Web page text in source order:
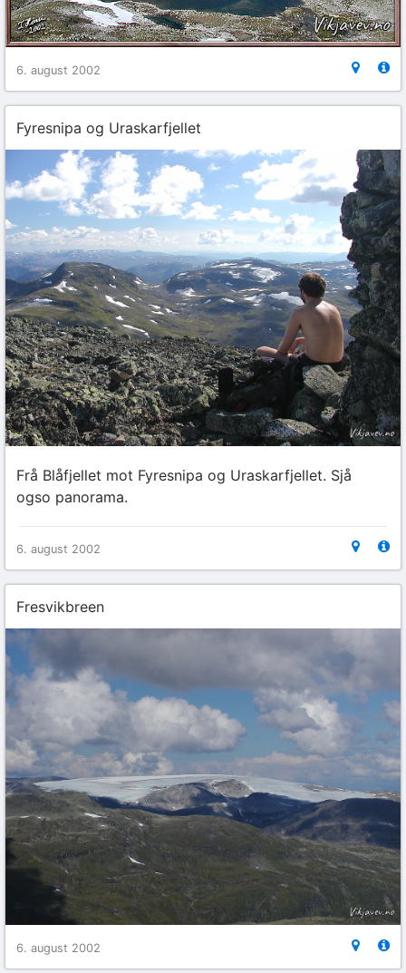
6. august 2002
Fyresnipa og Uraskarfjellet
Frå Blåfjellet mot Fyresnipa og Uraskarfjellet. Sjå
ogso panorama.
6. august 2002
Fresvikbreen
6. august 2002